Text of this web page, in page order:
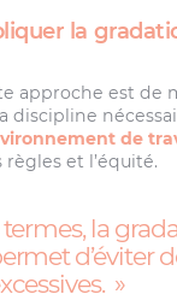
la
approche est de
discipline
de
et l’équité.
termes, la
d’éviter